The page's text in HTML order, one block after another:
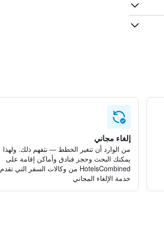
إلغاء مجاني
من الوارد أن تتغير الخطط — نتفهم ذلك. ولهذا
يمكنك البحث وحجز فنادق وأماكن إقامة على
HotelsCombined من وكالات السفر التي تقدم
خدمة الإلغاء المجاني